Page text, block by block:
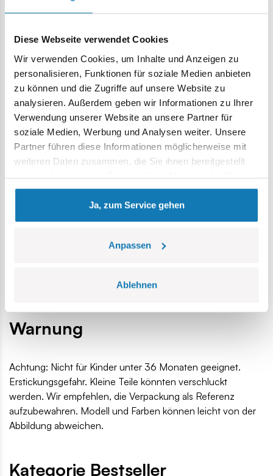
Diese Webseite verwendet Cookies
Wir verwenden Cookies, um Inhalte und Anzeigen zu
personalisieren, Funktionen für soziale Medien anbieten
zu können und die Zugriffe auf unsere Website zu
analysieren. Außerdem geben wir Informationen zu Ihrer
Verwendung unserer Website an unsere Partner für
soziale Medien, Werbung und Analysen weiter. Unsere
Partner führen diese Informationen möglicherweise mit
weiteren Daten zusammen, die Sie ihnen bereitgestellt
gesammelt haben.
Ja, zum Service gehen
Anpassen
Ablehnen
Wenn Sie ein fortgeschrittener Blockkonstrukteur sind,
Drücken Sie Ihre Leidenschaft durch Klemmbausteine aus
und bauen Sie Block für Block Geschichte auf!
130 hochwertige Elemente,
hergestellt in der EU von einem Unternehmen mit über
20-jähriger Tradition,
die Sicherheitsstandards für Kinderprodukte erfüllen,
voll kompatibel mit Klemm-Bausteinen anderer Marken,
Blöcke mit Aufdrucken verformen sich nicht und
verblassen nicht beim Spielen oder unter
Temperatureinfluss,
Zeichnungen und Symbolen,
Modellabmessungen (L x B x H): 12 cm (4,7 Zoll) x 5 cm (2
IS-2 - beschädigte Verpackung
Warnung
Achtung: Nicht für Kinder unter 36 Monaten geeignet.
Erstickungsgefahr. Kleine Teile könnten verschluckt
werden. Wir empfehlen, die Verpackung als Referenz
aufzubewahren. Modell und Farben können leicht von der
Abbildung abweichen.
Kategorie Bestseller